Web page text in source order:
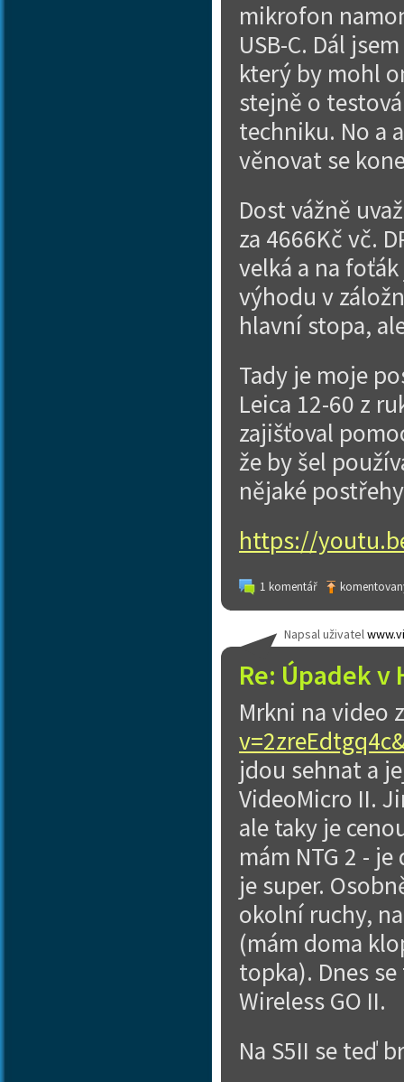
mikrofon
USB-C. Dál
který by mohl
stejně o
techniku. No a
věnovat se
Dost vážně
za 4666Kč vč.
velká a na
výhodu v
hlavní stopa,
Tady je moje
Leica 12-60 z
zajišťoval
že by šel
nějaké
https://
1 komentář
Re: Úpadek
Napsal uživatel
Mrkni na video
jdou sehnat a
VideoMicro II.
ale taky je
mám NTG 2 -
je super.
okolní ruchy,
(mám doma
topka). Dnes
Wireless GO II.
Na S5II se teď